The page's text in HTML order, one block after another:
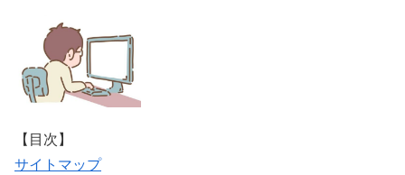
【目次】
サイトマップ